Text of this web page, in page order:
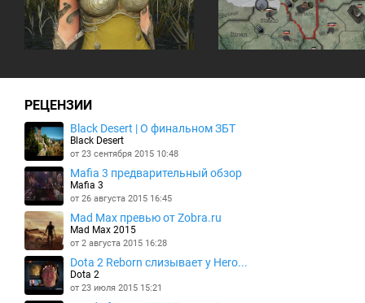
РЕЦЕНЗИИ
Black Desert | О финальном ЗБТ
Black Desert
от 23 сентября 2015 10:48
Mafia 3 предварительный обзор
Mafia 3
от 26 августа 2015 16:45
Mad Max превью от Zobra.ru
Mad Max 2015
от 2 августа 2015 16:28
Dota 2 Reborn слизывает у Hero...
Dota 2
от 23 июля 2015 15:21